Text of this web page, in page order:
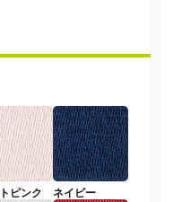
ピンク ネイビー